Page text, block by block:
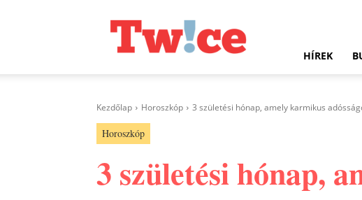
HÍREK
Kezdőlap Horoszkóp 3 születési hónap, amely karmikus
Horoszkóp
3 születési hónap,